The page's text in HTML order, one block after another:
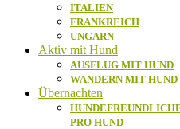
ITALIEN
FRANKREICH
UNGARN
Aktiv mit Hund
AUSFLUG MIT HUND
WANDERN MIT HUND
Übernachten
PRO HUND